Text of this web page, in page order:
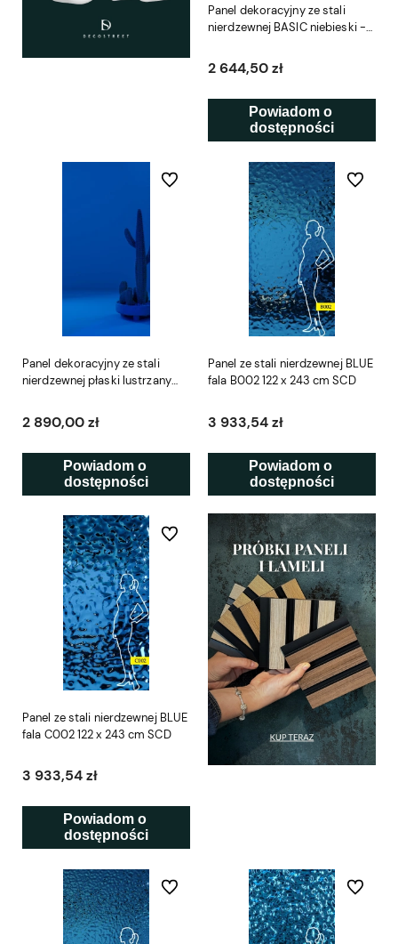
Panel dekoracyjny ze stali
nierdzewnej BASIC niebieski -
2 644,50 zł
Powiadom o
dostępności
Panel dekoracyjny ze stali
nierdzewnej płaski lustrzany
2 890,00 zł
Powiadom o
dostępności
Do ulubionych
Panel ze stali nierdzewnej BLUE
fala B002 122 x 243 cm SCD
3 933,54 zł
Powiadom o
dostępności
Do
Panel ze stali nierdzewnej BLUE
fala C002 122 x 243 cm SCD
3 933,54 zł
Powiadom o
dostępności
Do ulubionych
Do ulubionych Do